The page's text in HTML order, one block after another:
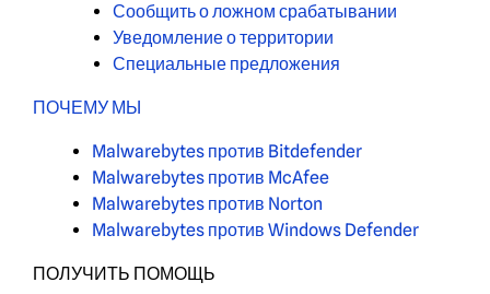
Сообщить о ложном срабатывании
Уведомление о территории
Специальные предложения
ПОЧЕМУ МЫ
Malwarebytes против Bitdefender
Malwarebytes против McAfee
Malwarebytes против Norton
Malwarebytes против Windows Defender
ПОЛУЧИТЬ ПОМОЩЬ